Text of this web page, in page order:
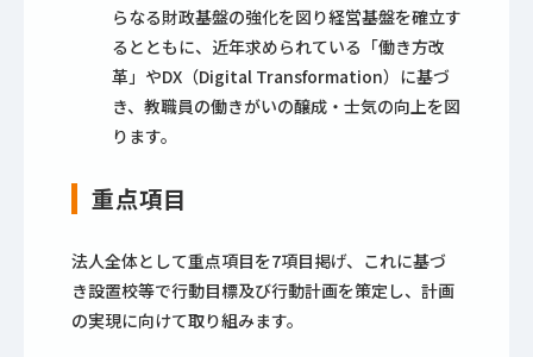
らなる財政基盤の強化を図り経営基盤を確立す
るとともに、近年求められている「働き方改
革」やDX（Digital Transformation）に基づ
き、教職員の働きがいの醸成・士気の向上を図
ります。
重点項目
法人全体として重点項目を7項目掲げ、これに基づ
き設置校等で行動目標及び行動計画を策定し、計画
の実現に向けて取り組みます。